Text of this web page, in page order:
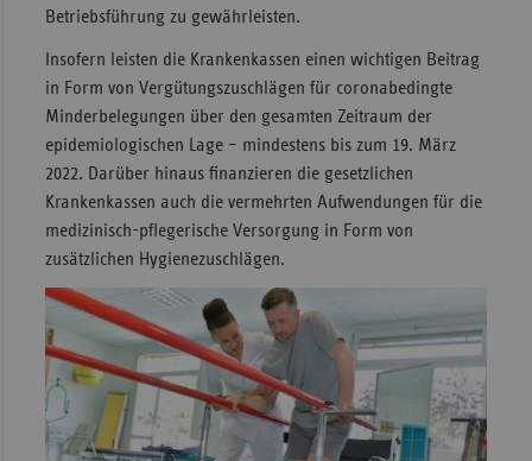
Betriebsführung zu gewährleisten.
Insofern leisten die Krankenkassen einen wichtigen Beitrag
in Form von Vergütungszuschlägen für coronabedingte
Minderbelegungen über den gesamten Zeitraum der
epidemiologischen Lage – mindestens bis zum 19. März
2022. Darüber hinaus finanzieren die gesetzlichen
Krankenkassen auch die vermehrten Aufwendungen für die
medizinisch-pflegerische Versorgung in Form von
zusätzlichen Hygienezuschlägen.